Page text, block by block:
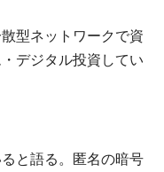
型ネットワークで資
デジタル投資してい
と語る。匿名の暗号